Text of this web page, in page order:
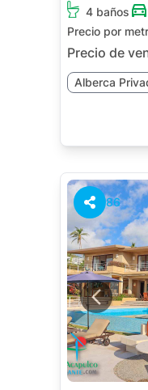
4 baños
Precio por
Precio de
Alberca
86